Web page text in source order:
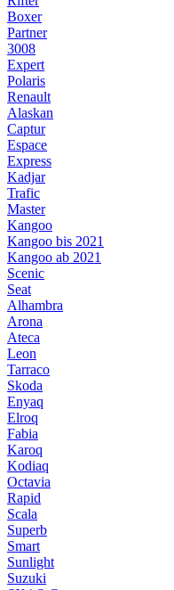
Boxer
Partner
3008
Expert
Polaris
Renault
Alaskan
Captur
Espace
Express
Kadjar
Trafic
Master
Kangoo
Kangoo bis 2021
Kangoo ab 2021
Scenic
Seat
Alhambra
Arona
Ateca
Leon
Tarraco
Skoda
Enyaq
Elroq
Fabia
Karoq
Kodiaq
Octavia
Rapid
Scala
Superb
Smart
Sunlight
Suzuki